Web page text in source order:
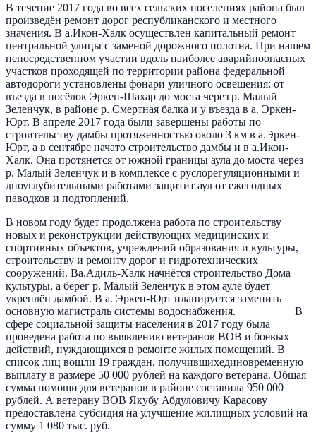
В течение 2017 года во всех сельских поселениях района был
произведён ремонт дорог республиканского и местного
значения. В а.Икон-Халк осуществлен капитальный ремонт
центральной улицы с заменой дорожного полотна. При нашем
непосредственном участии вдоль наиболее аварийноопасных
участков проходящей по территории района федеральной
автодороги установлены фонари уличного освещения: от
въезда в посёлок Эркен-Шахар до моста через р. Малый
Зеленчук, в районе р. Смертная балка и у въезда в а. Эркен-
Юрт. В апреле 2017 года были завершены работы по
строительству дамбы протяженностью около 3 км в а.Эркен-
Юрт, а в сентябре начато строительство дамбы и в а.Икон-
Халк. Она протянется от южной границы аула до моста через
р. Малый Зеленчук и в комплексе с руслорегуляционными и
дноуглубительными работами защитит аул от ежегодных
паводков и подтоплений.
В новом году будет продолжена работа по строительству
новых и реконструкции действующих медицинских и
спортивных объектов, учреждений образования и культуры,
строительству и ремонту дорог и гидротехнических
сооружений. Ва.Адиль-Халк начнётся строительство Дома
культуры, а берег р. Малый Зеленчук в этом ауле будет
укреплён дамбой. В а. Эркен-Юрт планируется заменить
основную магистраль системы водоснабжения. В
сфере социальной защиты населения в 2017 году была
проведена работа по выявлению ветеранов ВОВ и боевых
действий, нуждающихся в ремонте жилых помещений. В
список лиц вошли 19 граждан, получившихединовременную
выплату в размере 50 000 рублей на каждого ветерана. Общая
сумма помощи для ветеранов в районе составила 950 000
рублей. А ветерану ВОВ Якубу Абдуловичу Карасову
предоставлена субсидия на улучшение жилищных условий на
сумму 1 080 тыс. руб.